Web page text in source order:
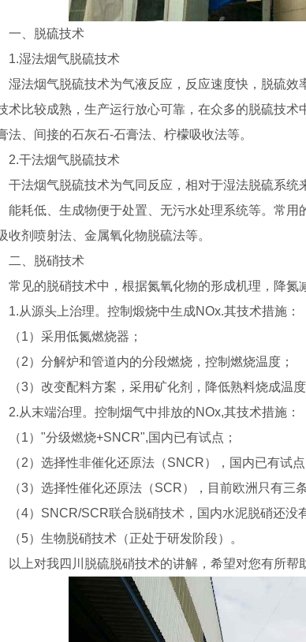
一、脱硫技术
1.湿法烟气脱硫技术
湿法烟气脱硫技术为气液反应，反应速度快，脱硫
术比较成熟，生产运行放心可靠，在众多的脱硫技
法、间接的石灰石-石膏法、柠檬吸收法等。
2.干法烟气脱硫技术
干法烟气脱硫技术为气同反应，相对于湿法脱硫系
能耗低、生成物便于处置、无污水处理系统等。常
收剂喷射法、金属氧化物脱硫法等。
二、脱硝技术
常见的脱硝技术中，根据氮氧化物的形成机理，降氮
1.从源头上治理。控制煅烧中生成NOx.其技术措施：
（1）采用低氮燃烧器；
（2）分解炉和管道内的分段燃烧，控制燃烧温度；
（3）改变配料方案，采用矿化剂，降低熟料烧成温度
2.从末端治理。控制烟气中排放的NOx,其技术措施：
（1）"分级燃烧+SNCR",国内已有试点；
（2）选择性非催化还原法（SNCR），国内已有试点
（3）选择性催化还原法（SCR），目前欧洲只有三
（4）SNCR/SCR联合脱硝技术，国内水泥脱硝还没
（5）生物脱硝技术（正处于研发阶段）。
以上对我四川脱硫脱硝技术的讲解，希望对您有所帮